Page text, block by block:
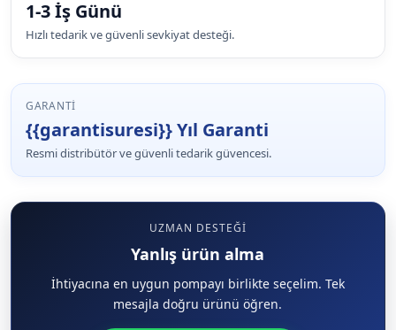
1-3 İş Günü
Hızlı tedarik ve güvenli sevkiyat desteği.
GARANTI
{{garantisuresi}} Yıl Garanti
Resmi distribütör ve güvenli tedarik güvencesi.
UZMAN DESTEĞI
Yanlış ürün alma
İhtiyacına en uygun pompayı birlikte seçelim. Tek
mesajla doğru ürünü öğren.